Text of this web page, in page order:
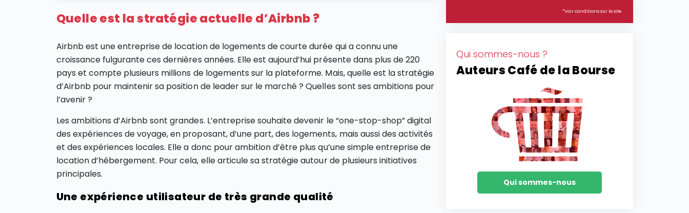
Quelle est la stratégie actuelle d’Airbnb ?
Airbnb est une entreprise de location de logements de courte durée qui a connu une
croissance fulgurante ces dernières années. Elle est aujourd’hui présente dans plus de 220
pays et compte plusieurs millions de logements sur la plateforme. Mais, quelle est la stratégie
d’Airbnb pour maintenir sa position de leader sur le marché ? Quelles sont ses ambitions pour
l’avenir ?
Les ambitions d’Airbnb sont grandes. L’entreprise souhaite devenir le “one-stop-shop” digital
des expériences de voyage, en proposant, d’une part, des logements, mais aussi des activités
et des expériences locales. Elle a donc pour ambition d’être plus qu’une simple entreprise de
location d’hébergement. Pour cela, elle articule sa stratégie autour de plusieurs initiatives
principales.
Une expérience utilisateur de très grande qualité
*Voir conditions sur le site.
Qui sommes-nous ?
Auteurs Café de la Bourse
Qui sommes-nous